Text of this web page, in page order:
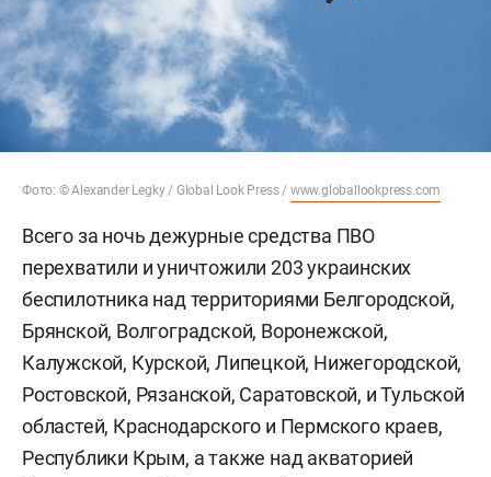
Фото: © Alexander Legky / Global Look Press / www.globallookpress.com
Всего за ночь дежурные средства ПВО
перехватили и уничтожили 203 украинских
беспилотника над территориями Белгородской,
Брянской, Волгоградской, Воронежской,
Калужской, Курской, Липецкой, Нижегородской,
Ростовской, Рязанской, Саратовской, и Тульской
областей, Краснодарского и Пермского краев,
Республики Крым, а также над акваторией